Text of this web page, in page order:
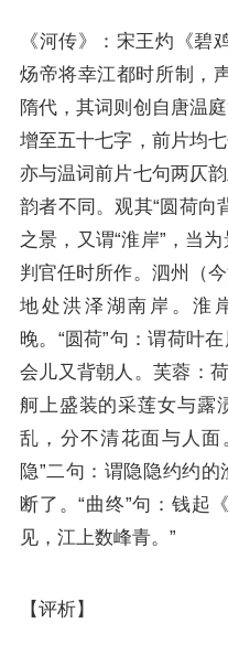
《河传》：宋王灼《碧
炀帝将幸江都时所制，
隋代，其词则创自唐温
增至五十七字，前片均
亦与温词前片七句两仄
韵者不同。观其“圆荷向
之景，又谓“淮岸”，当
判官任时所作。泗州（
地处洪泽湖南岸。淮
晚。“圆荷”句：谓荷叶
会儿又背朝人。芙蓉：
舸上盛装的采莲女与露
乱，分不清花面与人
隐”二句：谓隐隐约约
断了。“曲终”句：钱起《
见，江上数峰青。”
【评析】